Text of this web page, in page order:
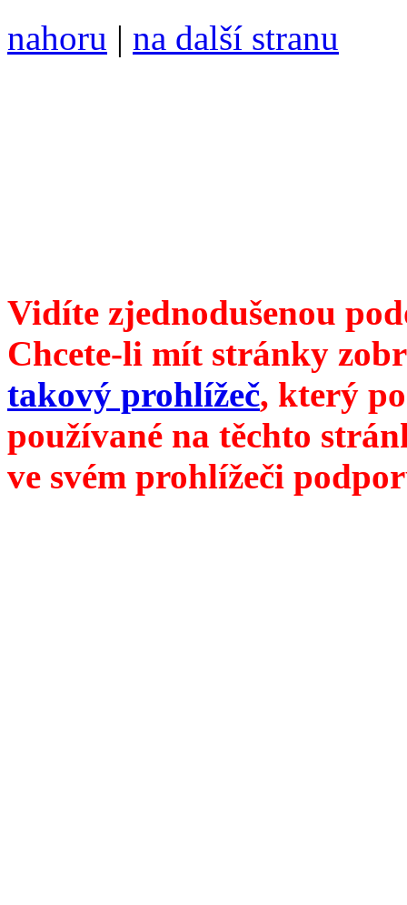
nahoru | na další stranu
Vidíte zjednodušenou
Chcete-li mít stránky
takový prohlížeč, který
používané na těchto
ve svém prohlížeči